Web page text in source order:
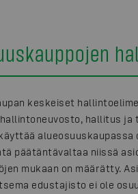
keskeiset
hallitus ja
alueosuuskaupassa
päätäntävaltaa niissä
mukaan on määrätty.
edustajisto ei ole